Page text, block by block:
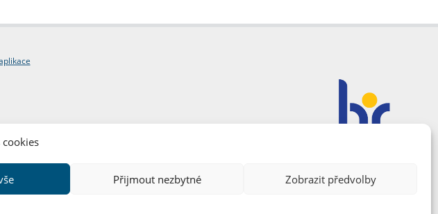
Přijmout nezbytné Zobrazit předvolby